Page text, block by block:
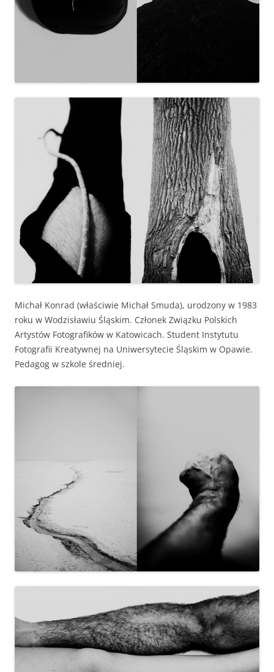
Michał Kon­rad (właś­ci­wie Michał Smu­da), urod­zony w 1983
roku w Wodzisław­iu Śląskim. Członek Związku Pol­s­kich
Artys­tów Fotografików w Katow­icach. Stu­dent Insty­tu­tu
Fotografii Kreaty­wnej na Uni­w­er­syte­cie Śląskim w Opaw­ie.
Ped­a­gog w szkole średniej.